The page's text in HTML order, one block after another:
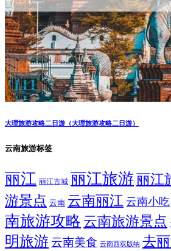
大理旅游攻略二日游（大理旅游攻略二日游）
云南旅游标签
丽江 丽江古城 丽江旅游 丽江
游景点 云南 云南丽江 云南小吃
南旅游攻略 云南旅游景点
明旅游 云南美食 云南西双版纳 去